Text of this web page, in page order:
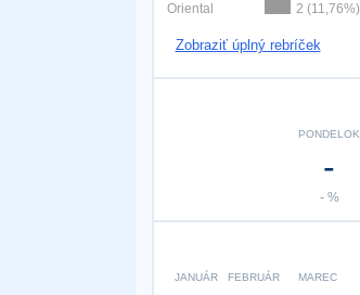
Oriental
2 (11,76%)
Zobraziť úplný rebríček
PONDELOK
-
- %
JANUÁR FEBRUÁR MAREC